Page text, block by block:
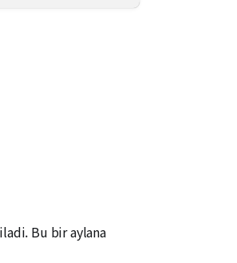
Bu bir aylana